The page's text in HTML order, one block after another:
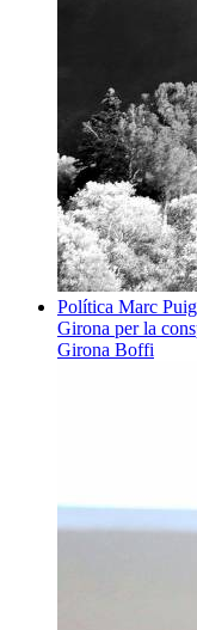
Política Marc
Girona per la
Girona Boffi